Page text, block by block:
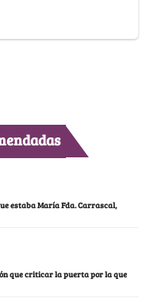
estaba María Fda. Carrascal,
que criticar la puerta por la que